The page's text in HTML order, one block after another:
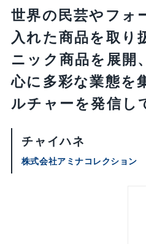
世界の民芸やフォ
入れた商品を取り
ニック商品を展開
心に多彩な業態を
ルチャーを発信し
チャイハネ
株式会社アミナコレクション